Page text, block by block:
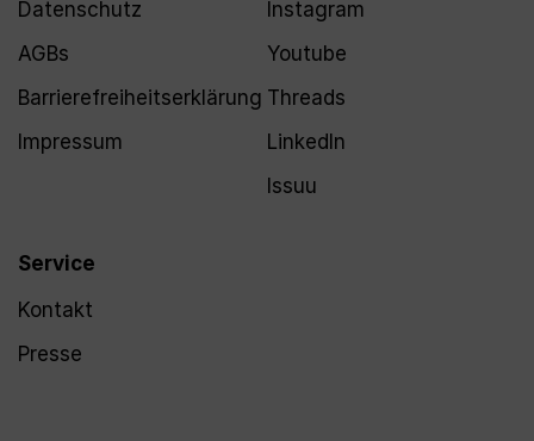
Datenschutz
AGBs
Barrierefreiheitserklärung
Impressum
Service
Kontakt
Presse
Instagram
Youtube
Threads
LinkedIn
Issuu